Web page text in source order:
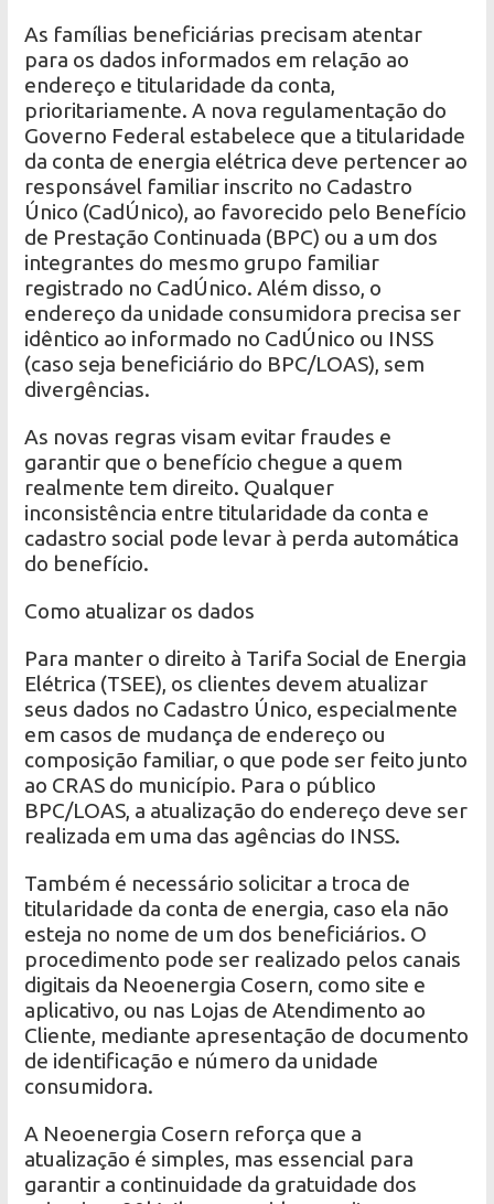
As famílias beneficiárias precisam atentar
para os dados informados em relação ao
endereço e titularidade da conta,
prioritariamente. A nova regulamentação do
Governo Federal estabelece que a titularidade
da conta de energia elétrica deve pertencer ao
responsável familiar inscrito no Cadastro
Único (CadÚnico), ao favorecido pelo Benefício
de Prestação Continuada (BPC) ou a um dos
integrantes do mesmo grupo familiar
registrado no CadÚnico. Além disso, o
endereço da unidade consumidora precisa ser
idêntico ao informado no CadÚnico ou INSS
(caso seja beneficiário do BPC/LOAS), sem
divergências.
As novas regras visam evitar fraudes e
garantir que o benefício chegue a quem
realmente tem direito. Qualquer
inconsistência entre titularidade da conta e
cadastro social pode levar à perda automática
do benefício.
Como atualizar os dados
Para manter o direito à Tarifa Social de Energia
Elétrica (TSEE), os clientes devem atualizar
seus dados no Cadastro Único, especialmente
em casos de mudança de endereço ou
composição familiar, o que pode ser feito junto
ao CRAS do município. Para o público
BPC/LOAS, a atualização do endereço deve ser
realizada em uma das agências do INSS.
Também é necessário solicitar a troca de
titularidade da conta de energia, caso ela não
esteja no nome de um dos beneficiários. O
procedimento pode ser realizado pelos canais
digitais da Neoenergia Cosern, como site e
aplicativo, ou nas Lojas de Atendimento ao
Cliente, mediante apresentação de documento
de identificação e número da unidade
consumidora.
A Neoenergia Cosern reforça que a
atualização é simples, mas essencial para
garantir a continuidade da gratuidade dos